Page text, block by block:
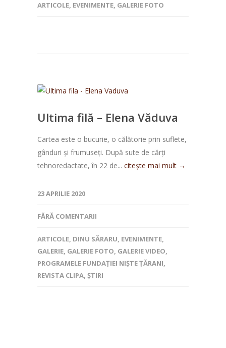
ARTICOLE, EVENIMENTE, GALERIE FOTO
Ultima filă – Elena Văduva
Cartea este o bucurie, o călătorie prin suflete,
gânduri și frumuseți. După sute de cărți
tehnoredactate, în 22 de... citește mai mult →
23 APRILIE 2020
FĂRĂ COMENTARII
ARTICOLE, DINU SĂRARU, EVENIMENTE,
GALERIE, GALERIE FOTO, GALERIE VIDEO,
PROGRAMELE FUNDAȚIEI NIȘTE ȚĂRANI,
REVISTA CLIPA, ȘTIRI